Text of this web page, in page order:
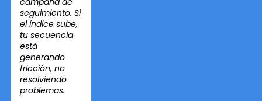
seguimiento. Si
el índice sube,
tu secuencia
está
generando
fricción, no
resolviendo
problemas.